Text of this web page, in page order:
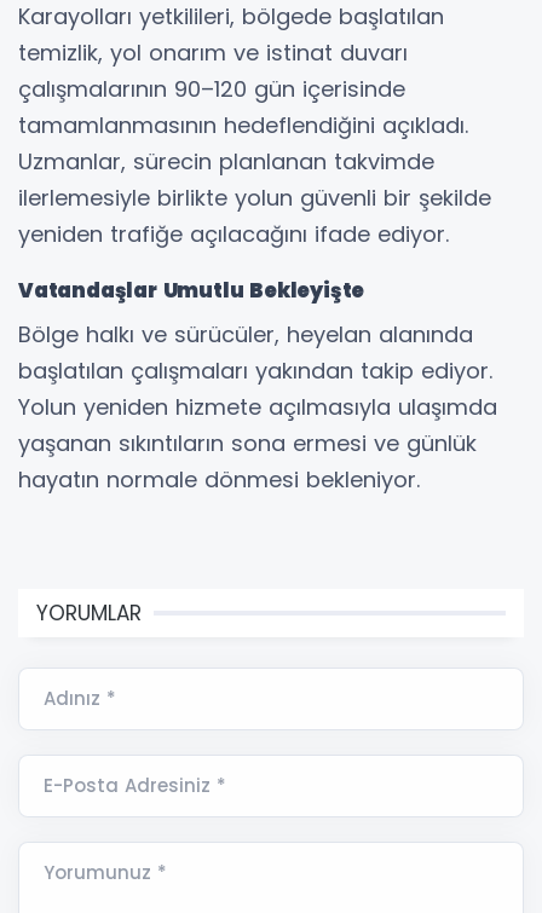
Karayolları yetkilileri, bölgede başlatılan
temizlik, yol onarım ve istinat duvarı
çalışmalarının 90–120 gün içerisinde
tamamlanmasının hedeflendiğini açıkladı.
Uzmanlar, sürecin planlanan takvimde
ilerlemesiyle birlikte yolun güvenli bir şekilde
yeniden trafiğe açılacağını ifade ediyor.
Vatandaşlar Umutlu Bekleyişte
Bölge halkı ve sürücüler, heyelan alanında
başlatılan çalışmaları yakından takip ediyor.
Yolun yeniden hizmete açılmasıyla ulaşımda
yaşanan sıkıntıların sona ermesi ve günlük
hayatın normale dönmesi bekleniyor.
YORUMLAR
Adınız *
E-Posta Adresiniz *
Yorumunuz *